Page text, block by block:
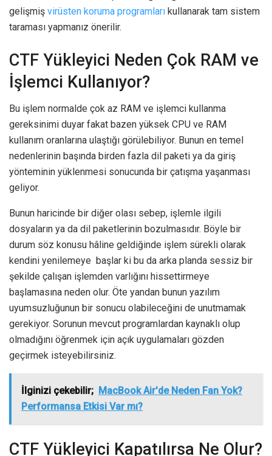
gelişmiş virüsten koruma programları kullanarak tam sistem
taraması yapmanız önerilir.
CTF Yükleyici Neden Çok RAM ve
İşlemci Kullanıyor?
Bu işlem normalde çok az RAM ve işlemci kullanma
gereksinimi duyar fakat bazen yüksek CPU ve RAM
kullanım oranlarına ulaştığı görülebiliyor. Bunun en temel
nedenlerinin başında birden fazla dil paketi ya da giriş
yönteminin yüklenmesi sonucunda bir çatışma yaşanması
geliyor.
Bunun haricinde bir diğer olası sebep, işlemle ilgili
dosyaların ya da dil paketlerinin bozulmasıdır. Böyle bir
durum söz konusu hâline geldiğinde işlem sürekli olarak
kendini yenilemeye başlar ki bu da arka planda sessiz bir
şekilde çalışan işlemden varlığını hissettirmeye
başlamasına neden olur. Öte yandan bunun yazılım
uyumsuzluğunun bir sonucu olabileceğini de unutmamak
gerekiyor. Sorunun mevcut programlardan kaynaklı olup
olmadığını öğrenmek için açık uygulamaları gözden
geçirmek isteyebilirsiniz.
İlginizi çekebilir; MacBook Air'de Neden Fan Yok?
Performansa Etkisi Var mı?
CTF Yükleyici Kapatılırsa Ne Olur?